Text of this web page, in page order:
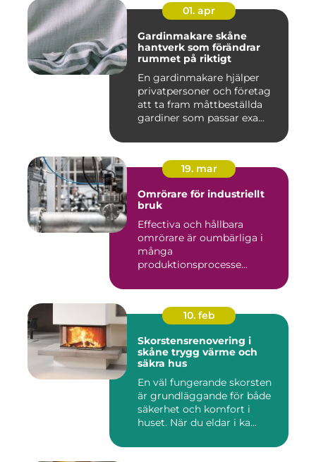
01. apr
Gardinmakare skåne
hantverk som förändrar
rummet på riktigt
En gardinmakare hjälper
privatpersoner och företag
att ta fram måttbeställda
gardiner som passar exa...
19. mar
Omrörare för industriellt
bruk
Effectiva och hållbara
omrörare är oumbärliga i
många
produktionsprocesse...
10. feb
Skorstensrenovering i
skåne trygg värme och
säkra hus
En väl fungerande skorsten
är grundläggande för både
säkerhet och komfort i
huset. När du eldar i ka...